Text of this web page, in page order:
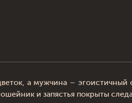
а мужчина –
и запястья покрыты